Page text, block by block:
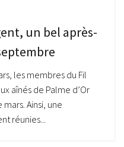
un bel après-
les membres du Fil
aînés de Palme d’Or
Ainsi, une
réunies...